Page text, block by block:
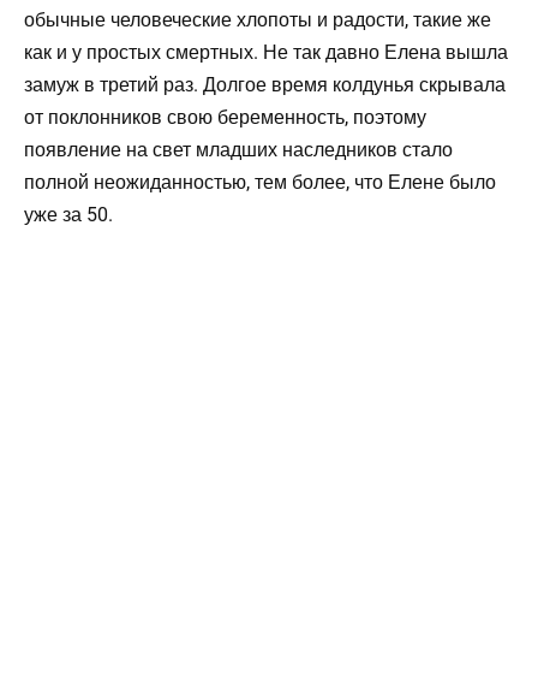
обычные человеческие хлопоты и радости, такие же
как и у простых смертных. Не так давно Елена вышла
замуж в третий раз. Долгое время колдунья скрывала
от поклонников свою беременность, поэтому
появление на свет младших наследников стало
полной неожиданностью, тем более, что Елене было
уже за 50.